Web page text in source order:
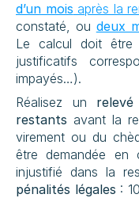
d’un mois après la
constaté, ou deux
Le calcul doit être
justificatifs
impayés…).
Réalisez un
restants avant la
virement ou du
être demandée en
pénalités légales :